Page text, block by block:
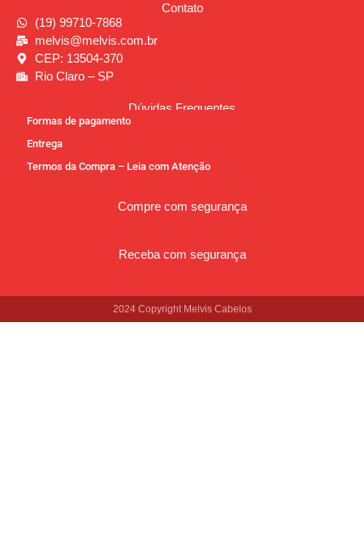
Contato
(19) 99710-7868
melvis@melvis.com.br
CEP: 13504-370
Rio Claro – SP
Dúvidas Frequentes
Formas de pagamento
Entrega
Termos da Compra – Leia com Atenção
Compre com segurança
Receba com segurança
2024 Copyright Melvis Cabelos